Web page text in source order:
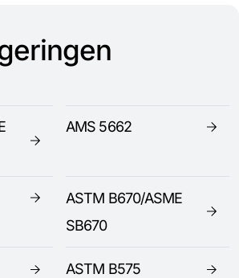
AMS 5662
ASTM B670/ASME
SB670
ASTM B575